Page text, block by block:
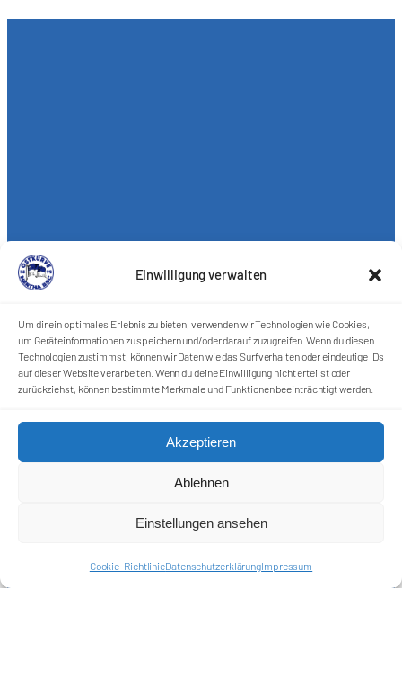
Einwilligung verwalten
Um dir ein optimales Erlebnis zu bieten, verwenden wir Technologien wie Cookies,
um Geräteinformationen zu speichern und/oder darauf zuzugreifen. Wenn du diesen
Technologien zustimmst, können wir Daten wie das Surfverhalten oder eindeutige IDs
auf dieser Website verarbeiten. Wenn du deine Einwilligung nicht erteilst oder
zurückziehst, können bestimmte Merkmale und Funktionen beeinträchtigt werden.
Akzeptieren
Ablehnen
Einstellungen ansehen
Cookie-RichtlinieDatenschutzerklärungImpressum
Förderkreis Ostkurve e.V.
Cookie-Richtlinie (EU)